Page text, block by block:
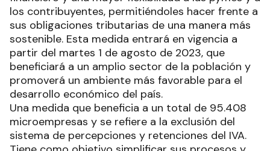
los contribuyentes, permitiéndoles hacer frente a
sus obligaciones tributarias de una manera más
sostenible. Esta medida entrará en vigencia a
partir del martes 1 de agosto de 2023, que
beneficiará a un amplio sector de la población y
promoverá un ambiente más favorable para el
desarrollo económico del país.
Una medida que beneficia a un total de 95.408
microempresas y se refiere a la exclusión del
sistema de percepciones y retenciones del IVA.